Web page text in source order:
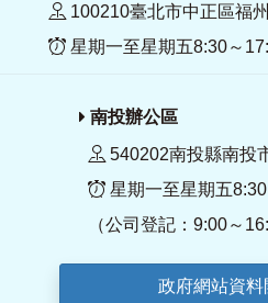
100210臺北市中正區福
星期一至星期五8:30～
南投辦公區
540202南投縣南投
星期一至星期五
（公司登記：9:00～
政府網站資料